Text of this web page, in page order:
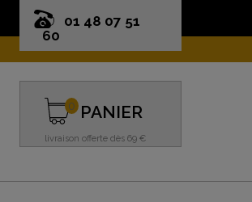
01 48 07 51
60
PANIER
livraison offerte dès 69 €
0